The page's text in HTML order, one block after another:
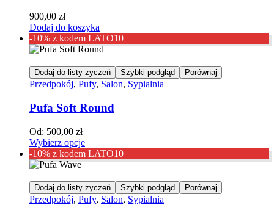
900,00 zł
Dodaj do koszyka
-10% z kodem LATO10
Dodaj do listy życzeń Szybki podgląd Porównaj
Przedpokój, Pufy, Salon, Sypialnia
Pufa Soft Round
Od: 500,00 zł
Wybierz opcje
-10% z kodem LATO10
Dodaj do listy życzeń Szybki podgląd Porównaj
Przedpokój, Pufy, Salon, Sypialnia